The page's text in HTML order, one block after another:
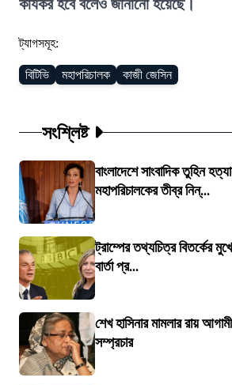
কার্যকর হবে বলেও জানানো হয়েছে।
ট্যাগসমূহ:
বিটিভি মহাপরিচালক কাজী জেসিন
সংশ্লিষ্ট
বাংলাদেশে সাংবাদিক তুহিন
মহাপরিচালকের তীব্র নিন্...
ট্রাম্পের তথ্যচিত্র বিতর্কের
বার্তা প্র...
শেখ হাসিনার মামলার রায়
সম্প্রচার